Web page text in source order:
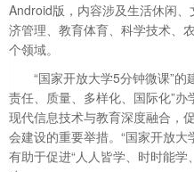
Android版，内容涉及生活休闲
济管理、教育体育、科学技术、
个领域。
“国家开放大学5分钟微课”的
责任、质量、多样化、国际化”
现代信息技术与教育深度融合，
会建设的重要举措。“国家开放大
有助于促进“人人皆学、时时能